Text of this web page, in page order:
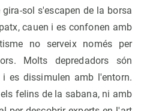
sol s'escapen de la borsa
cauen i es confonen amb
no serveix només per
Molts depredadors són
es dissimulen amb l'entorn.
felins de la sabana, ni amb